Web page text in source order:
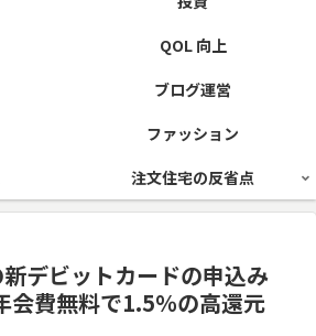
QOL 向上
ブログ運営
ファッション
注文住宅の反省点
デビットカードの申込み
会費無料で1.5％の高還元